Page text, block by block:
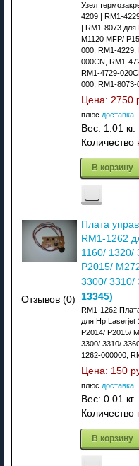
Узел
4209 | RM1-
| RM1-8073
M1120 MFP/
000, RM1-4229,
000CN, RM1-
RM1-4729-
000, RM1-8073-
Цена: 2750
плюс доставка
Вес: 1.01 кг.
Количество
В корзину
Отзывов (0)
Плата
RM1-1262
1160/ 1320/
P2015/
3300/ 3310/
13345)
RM1-1262
для Hp Laserjet
P2014/ P2015/
3300/ 3310/
1262-000000,
Цена: 150
плюс доставка
Вес: 0.01 кг.
Количество
В корзину